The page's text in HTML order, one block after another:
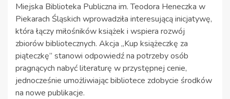
Miejska Biblioteka Publiczna im. Teodora Heneczka w
Piekarach Śląskich wprowadziła interesującą inicjatywę,
która łączy miłośników książek i wspiera rozwój
zbiorów bibliotecznych. Akcja „Kup książeczkę za
piąteczkę” stanowi odpowiedź na potrzeby osób
pragnących nabyć literaturę w przystępnej cenie,
jednocześnie umożliwiając bibliotece zdobycie środków
na nowe publikacje.